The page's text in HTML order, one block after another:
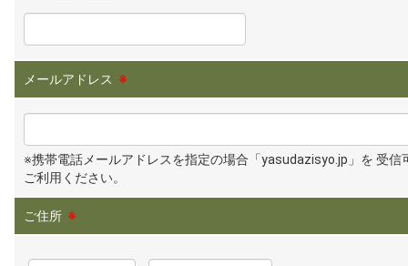
メールアドレス ※
※携帯電話メールアドレスを指定の場合「yasudazisyo.jp」を 受信
ご利用ください。
ご住所 ※